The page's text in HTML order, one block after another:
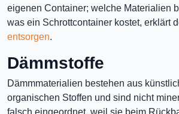
eigenen Container; welche Materialien
was ein Schrottcontainer kostet, erklärt
entsorgen.
Dämmstoffe
Dämmmaterialien bestehen aus
organischen Stoffen und sind nicht
falsch eingeordnet, weil sie beim